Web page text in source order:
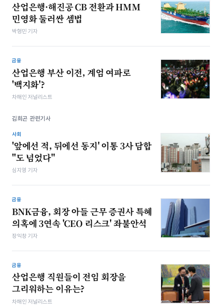
산업은행·해진공 CB 전환과 HMM
민영화 둘러싼 셈법
박형민 기자
금융
산업은행 부산 이전, 계엄 여파로
'백지화'?
차해인 저널리스트
김희곤 관련기사
사회
'앞에선 적, 뒤에선 동지' 이통 3사 담합
"도 넘었다"
심지영 기자
금융
BNK금융, 회장 아들 근무 증권사 특혜
의혹에 3연속 'CEO 리스크' 좌불안석
장익창 기자
금융
산업은행 직원들이 전임 회장을
그리워하는 이유는?
차해인 저널리스트